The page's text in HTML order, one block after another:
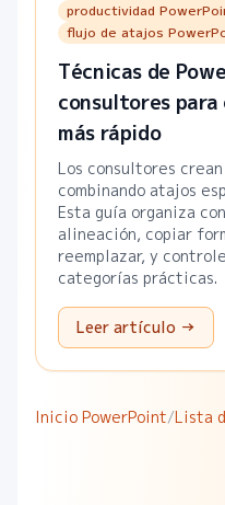
productividad
flujo de atajos
Técnicas de
consultores
más rápido
Los consultores
combinando atajos
Esta guía organiza
alineación, copiar
reemplazar, y
categorías prácticas.
Leer artículo →
Inicio PowerPoint/Lista